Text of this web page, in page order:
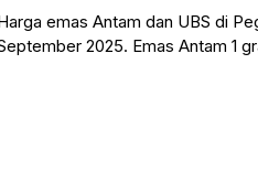
emas Antam dan UBS di
2025. Emas Antam 1